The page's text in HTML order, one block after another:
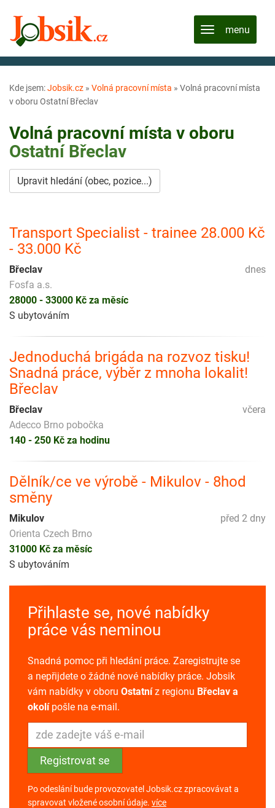
Kde jsem:Jobsik.cz » Volná pracovní místa » Volná pracovní místa
v oboru Ostatní Břeclav
Volná pracovní místa v oboru
Ostatní Břeclav
Upravit hledání (obec, pozice...)
Transport Specialist - trainee 28.000 Kč
- 33.000 Kč
dnes
Břeclav
Fosfa a.s.
28000 - 33000 Kč za měsíc
S ubytováním
Jednoduchá brigáda na rozvoz tisku!
Snadná práce, výběr z mnoha lokalit!
Břeclav
včera
Břeclav
Adecco Brno pobočka
140 - 250 Kč za hodinu
Dělník/ce ve výrobě - Mikulov - 8hod
směny
před 2 dny
Mikulov
Orienta Czech Brno
31000 Kč za měsíc
S ubytováním
Přihlaste se, nové nabídky
práce vás neminou
Snadná pomoc při hledání práce. Zaregistrujte se
a nepřijdete o žádné nové nabídky práce. Jobsik
vám nabídky v oboru Ostatníz regionu Břeclav a
okolípošle na e-mail.
Po odeslání bude provozovatel Jobsik.cz zpracovávat a
spravovat vložené osobní údaje. více